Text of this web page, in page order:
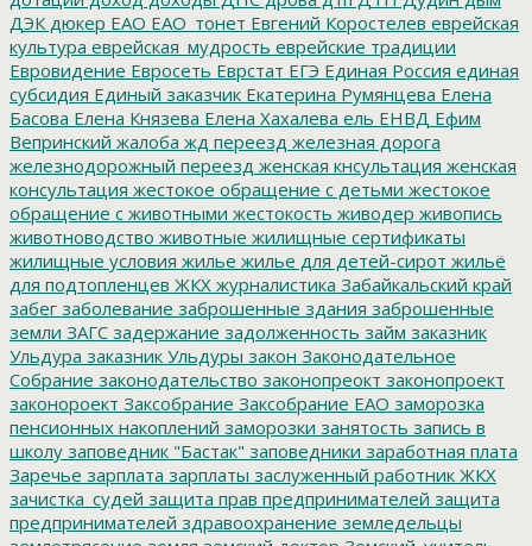
ДЭК дюкер ЕАО ЕАО_тонет Евгений Коростелев еврейская
культура еврейская_мудрость еврейские традиции
Евровидение Евросеть Еврстат ЕГЭ Единая Россия единая
субсидия Единый заказчик Екатерина Румянцева Елена
Басова Елена Князева Елена Хахалева ель ЕНВД Ефим
Вепринский жалоба жд переезд железная дорога
железнодорожный переезд женская кнсультация женская
консультация жестокое обращение с детьми жестокое
обращение с животными жестокость живодер живопись
животноводство животные жилищные сертификаты
жилищные условия жилье жилье для детей-сирот жильё
для подтопленцев ЖКХ журналистика Забайкальский край
забег заболевание заброшенные здания заброшенные
земли ЗАГС задержание задолженность займ заказник
Ульдура заказник Ульдуры закон Законодательное
Собрание законодательство законопреокт законопроект
законороект Заксобрание Заксобрание ЕАО заморозка
пенсионных накоплений заморозки занятость запись в
школу заповедник "Бастак" заповедники заработная плата
Заречье зарплата зарплаты заслуженный работник ЖКХ
зачистка_судей защита прав предпринимателей защита
предпринимателей здравоохранение земледельцы